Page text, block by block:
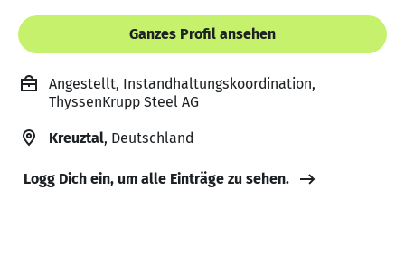
Ganzes Profil ansehen
Angestellt, Instandhaltungskoordination,
ThyssenKrupp Steel AG
Kreuztal, Deutschland
Logg Dich ein, um alle Einträge zu sehen.